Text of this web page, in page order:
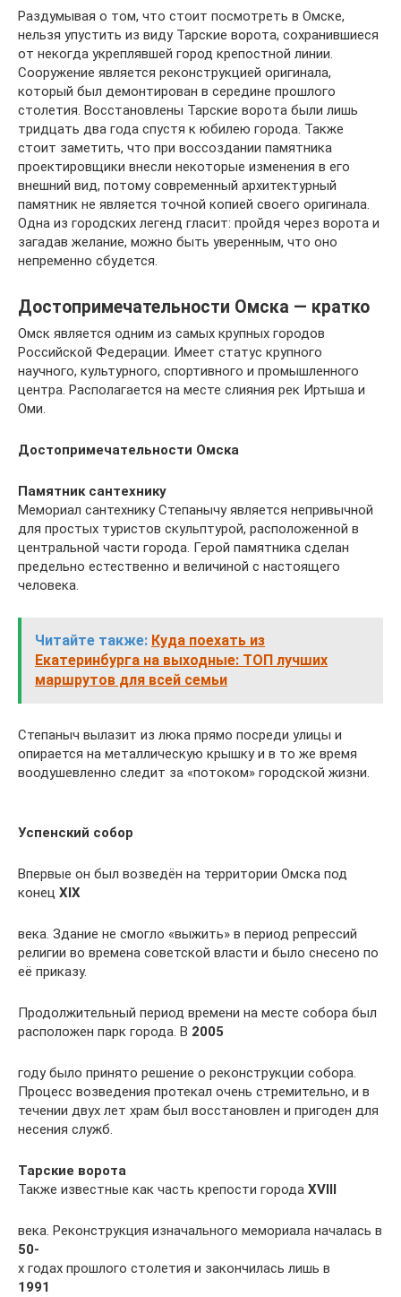
Раздумывая о том, что стоит посмотреть в Омске,
нельзя упустить из виду Тарские ворота, сохранившиеся
от некогда укреплявшей город крепостной линии.
Сооружение является реконструкцией оригинала,
который был демонтирован в середине прошлого
столетия. Восстановлены Тарские ворота были лишь
тридцать два года спустя к юбилею города. Также
стоит заметить, что при воссоздании памятника
проектировщики внесли некоторые изменения в его
внешний вид, потому современный архитектурный
памятник не является точной копией своего оригинала.
Одна из городских легенд гласит: пройдя через ворота и
загадав желание, можно быть уверенным, что оно
непременно сбудется.
Достопримечательности Омска — кратко
Омск является одним из самых крупных городов
Российской Федерации. Имеет статус крупного
научного, культурного, спортивного и промышленного
центра. Располагается на месте слияния рек Иртыша и
Оми.
Достопримечательности Омска
Памятник сантехнику
Мемориал сантехнику Степанычу является непривычной
для простых туристов скульптурой, расположенной в
центральной части города. Герой памятника сделан
предельно естественно и величиной с настоящего
человека.
Читайте также: Куда поехать из
Екатеринбурга на выходные: ТОП лучших
маршрутов для всей семьи
Степаныч вылазит из люка прямо посреди улицы и
опирается на металлическую крышку и в то же время
воодушевленно следит за «потоком» городской жизни.
Успенский собор
Впервые он был возведён на территории Омска под
конец XIX
века. Здание не смогло «выжить» в период репрессий
религии во времена советской власти и было снесено по
её приказу.
Продолжительный период времени на месте собора был
расположен парк города. В 2005
году было принято решение о реконструкции собора.
Процесс возведения протекал очень стремительно, и в
течении двух лет храм был восстановлен и пригоден для
несения служб.
Тарские ворота
Также известные как часть крепости города XVIII
века. Реконструкция изначального мемориала началась в
50-
х годах прошлого столетия и закончилась лишь в
1991